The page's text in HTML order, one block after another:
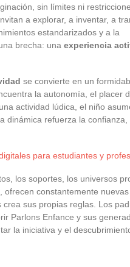
sin límites ni
a explorar, a inventar, a
estandarizados y a la
brecha: una experiencia
se convierte en un
la autonomía, el placer
actividad lúdica, el niño
dinámica refuerza la
para estudiantes y
los soportes, los universos
constantemente
sus propias reglas. Los
Parlons Enfance y sus
la iniciativa y el